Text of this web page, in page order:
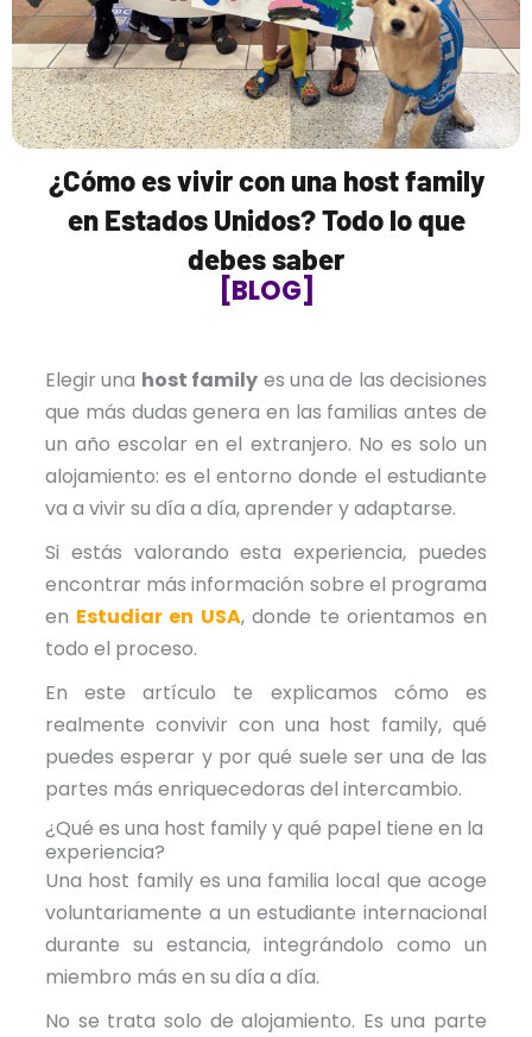
¿Cómo es vivir con una host family
en Estados Unidos? Todo lo que
debes saber
[BLOG]
Elegir una host family es una de las decisiones
que más dudas genera en las familias antes de
un año escolar en el extranjero. No es solo un
alojamiento: es el entorno donde el estudiante
va a vivir su día a día, aprender y adaptarse.
Si estás valorando esta experiencia, puedes
encontrar más información sobre el programa
en Estudiar en USA, donde te orientamos en
todo el proceso.
En este artículo te explicamos cómo es
realmente convivir con una host family, qué
puedes esperar y por qué suele ser una de las
partes más enriquecedoras del intercambio.
¿Qué es una host family y qué papel tiene en la
experiencia?
Una host family es una familia local que acoge
voluntariamente a un estudiante internacional
durante su estancia, integrándolo como un
miembro más en su día a día.
No se trata solo de alojamiento. Es una parte